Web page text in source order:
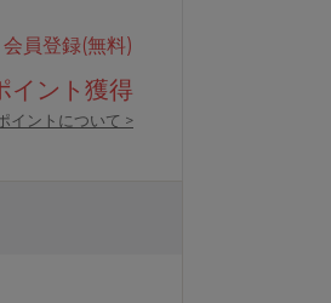
会員登録(無料)
イント獲得
イントについて >